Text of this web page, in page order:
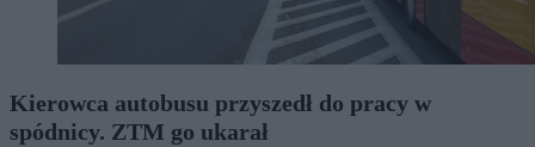
Kierowca autobusu przyszedł do pracy w
spódnicy. ZTM go ukarał